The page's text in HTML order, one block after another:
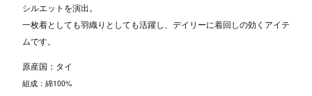
シルエットを演出。
一枚着としても羽織りとしても活躍し、デイリーに着回しの効くアイテ
ムです。
原産国：タイ
組成：綿100%